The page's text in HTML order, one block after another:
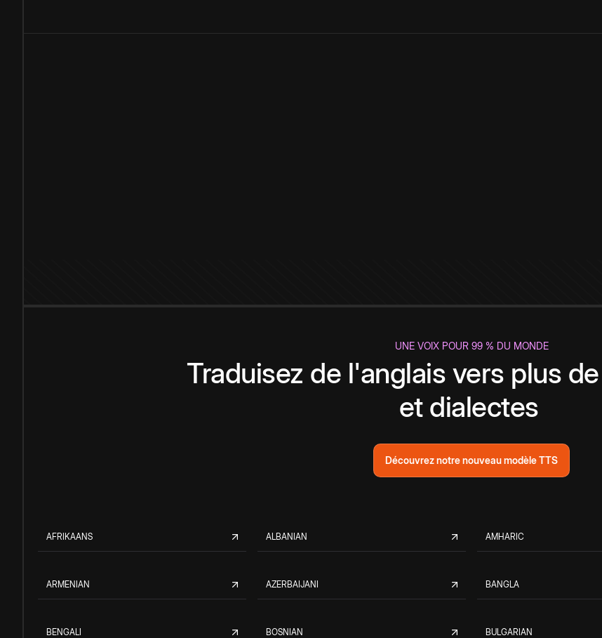
UNE VOIX POUR 99 % DU MONDE
Traduisez de l'anglais vers plus
et dialectes
Découvrez notre nouveau modèle TTS
AFRIKAANS ALBANIAN AMHARIC
ARMENIAN AZERBAIJANI BANGLA
BENGALI BOSNIAN BULGARIAN